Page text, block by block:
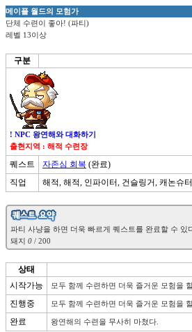
메이플 월드의 모험가
단체 수련이 좋아! (파티)
레벨 13이상
구분
! NPC 왕연해와 대화하기
출현지역 : 해적 수련장
퀘스트 자존심 회복 (완료)
직업
해적, 해적, 인파이터, 건슬링거, 캐논슈
돼지 0
상태
시작가능
모두 함께 수련하면 더욱 즐거운 모험을
진행중 모두 함께 수련하면 더욱 즐거운 모험을
완료 왕연해의 수련을 무사히 마쳤다.